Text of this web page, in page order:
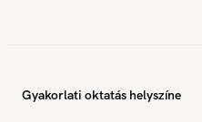
Gyakorlati oktatás helyszíne